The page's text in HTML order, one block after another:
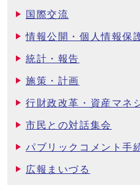
国際交流
情報公開・個人情報保
統計・報告
施策・計画
行財政改革・資産マネ
市民との対話集会
パブリックコメント手
広報まいづる